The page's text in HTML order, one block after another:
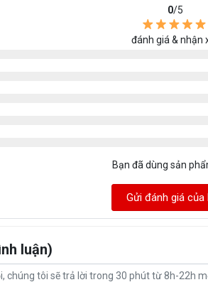
0/5
đánh giá & nhận
Bạn đã dùng sản
Gửi đánh giá của
luận)